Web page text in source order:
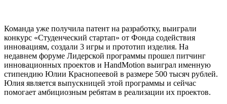
Команда уже получила патент на разработку, выиграли
конкурс «Студенческий стартап» от Фонда содействия
инновациям, создали 3 игры и прототип изделия. На
недавнем форуме Лидерской программы прошел питчинг
инновационных проектов и HandMotion выиграл именную
стипендию Юлии Краснопеевой в размере 500 тысяч рублей.
Юлия является выпускницей этой программы и сейчас
помогает амбициозным ребятам в реализации их проектов.